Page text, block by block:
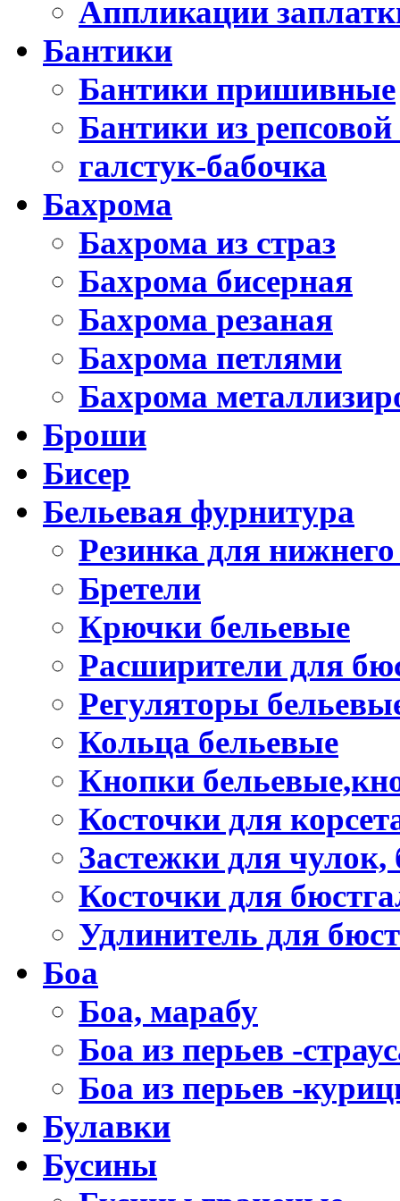
Аппликации
Бантики
Бантики пришивные
Бантики из
галстук-бабочка
Бахрома
Бахрома из страз
Бахрома бисерная
Бахрома резаная
Бахрома петлями
Бахрома
Броши
Бисер
Бельевая фурнитура
Резинка для
Бретели
Крючки бельевые
Расширители для
Регуляторы
Кольца бельевые
Кнопки
Косточки для
Застежки для чулок,
Косточки для
Удлинитель для
Боа
Боа, марабу
Боа из перьев -
Боа из перьев -
Булавки
Бусины